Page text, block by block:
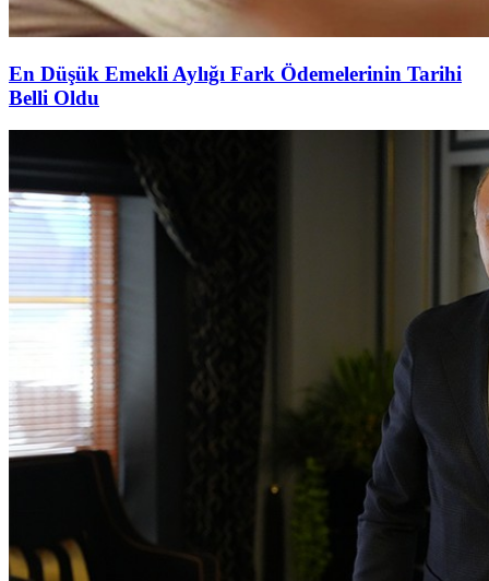
En Düşük Emekli Aylığı Fark Ödemelerinin Tarihi
Belli Oldu